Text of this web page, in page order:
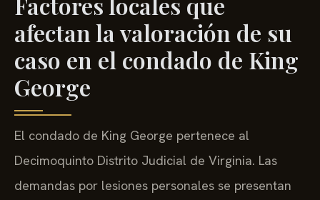
afectan la valoración de su
caso en el condado de King
George
El condado de King George pertenece al
Decimoquinto Distrito Judicial de Virginia. Las
demandas por lesiones personales se presentan